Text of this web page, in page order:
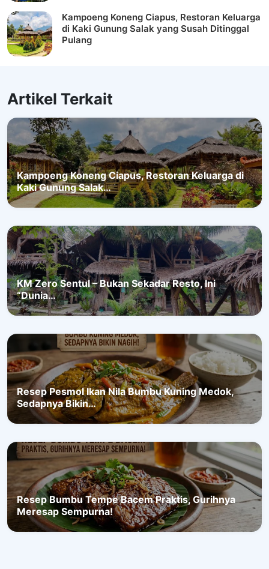
Kampoeng Koneng Ciapus, Restoran Keluarga
di Kaki Gunung Salak yang Susah Ditinggal
Pulang
Artikel Terkait
Kampoeng Koneng Ciapus, Restoran Keluarga di
Kaki Gunung Salak…
KM Zero Sentul – Bukan Sekadar Resto, Ini
“Dunia…
Resep Pesmol Ikan Nila Bumbu Kuning Medok,
Sedapnya Bikin…
Resep Bumbu Tempe Bacem Praktis, Gurihnya
Meresap Sempurna!